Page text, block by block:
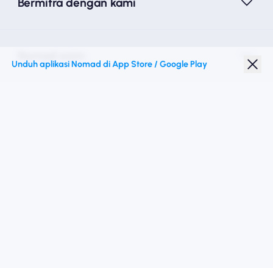
Unduh aplikasi Nomad di App Store / Google Play